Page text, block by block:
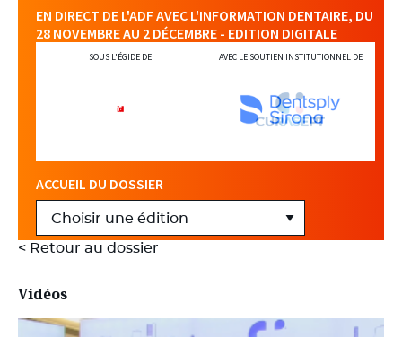
EN DIRECT DE L'ADF AVEC L'INFORMATION DENTAIRE, DU
28 NOVEMBRE AU 2 DÉCEMBRE - EDITION DIGITALE
SOUS L'ÉGIDE DE AVEC LE SOUTIEN INSTITUTIONNEL DE
ACCUEIL DU DOSSIER
< Retour au dossier
Vidéos